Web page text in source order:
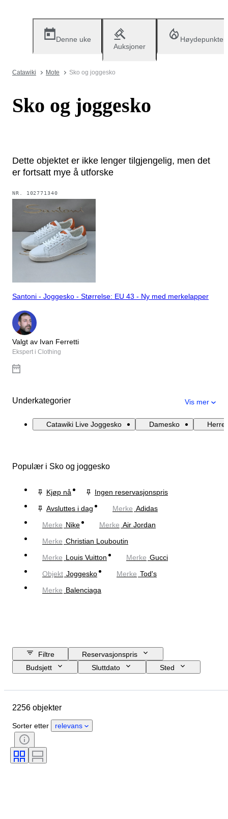
Denne uke
Auksjoner
Høydepunkter
Catawiki Mote Sko og joggesko
Sko og joggesko
Dette objektet er ikke lenger tilgjengelig, men det
er fortsatt mye å utforske
NR. 102771340
Santoni - Joggesko - Størrelse: EU 43 - Ny med merkelapper
Valgt av Ivan Ferretti
Ekspert i Clothing
Underkategorier Vis mer
Catawiki Live Joggesko Damesko
Populær i Sko og joggesko
Kjøp nå
Ingen reservasjonspris
Avsluttes i dag
Merke Adidas
Merke Nike Merke Air Jordan
Merke Christian Louboutin
Merke Louis Vuitton Merke Gucci
Objekt Joggesko Merke Tod's
Merke Balenciaga
Filtre
Reservasjonspris
Budsjett
Sluttdato
Sted
Kjønn
Æra
Tilbehør inkludert
Modell
2256 objekter
Sorter etter relevans